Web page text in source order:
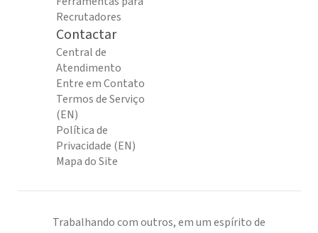
Recrutadores
Contactar
Central de
Atendimento
Entre em Contato
Termos de Serviço
(EN)
Política de
Privacidade (EN)
Mapa do Site
Trabalhando com outros, em um espírito de